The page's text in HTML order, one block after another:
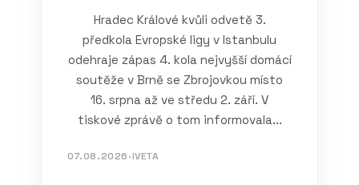
Hradec Králové kvůli odvetě 3.
předkola Evropské ligy v Istanbulu
odehraje zápas 4. kola nejvyšší domácí
soutěže v Brně se Zbrojovkou místo
16. srpna až ve středu 2. září. V
tiskové zprávě o tom informovala...
07.08.2026·IVETA